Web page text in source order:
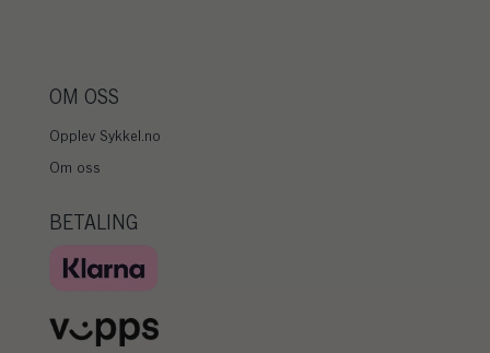
OM OSS
Opplev Sykkel.no
Om oss
BETALING